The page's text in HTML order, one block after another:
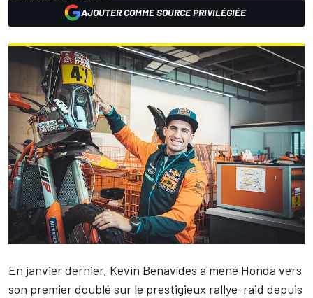
AJOUTER COMME SOURCE PRIVILÉGIÉE
En janvier dernier, Kevin Benavídes a mené Honda vers
son premier doublé sur le prestigieux rallye-raid depuis